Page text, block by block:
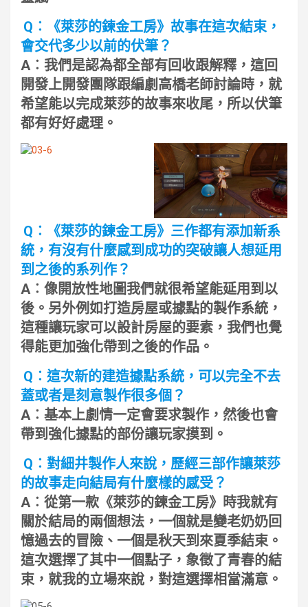
Q︰《萊莎的鍊金工房》故事在這次結束，
會交代多少以前的伏筆？
A︰我們是認為都全部有回收跟解釋，這回
開發上開發團隊跟編劇高橋老師討論時，就
希望能以完成萊莎的故事來收尾，所以伏筆
都有好好處理。
Q︰《萊莎的鍊金工房》三作都有添加新系
統，有沒有什麼感到成功的突破讓人想延用
到之後的系列作？
A︰像開放性地圖我們就很希望能延用到以
後。另外例如打造房屋或據點的製作系統，
這種讓玩家可以設計房屋的要素，我們也覺
得能更加強化帶到之後的作品。
Q︰這次新的建造據點系統，可以完全不去
蓋或者是刻意製作很多個？
A︰基本上劇情一定會要求製作，然後也會
帶到強化據點的部份讓玩家摸到。
Q︰對細井製作人來說，歷經三部作讓萊莎
的故事走向結局有什麼樣的感受？
A︰從第一款《萊莎的鍊金工房》時我就有
關於結局的兩個想法，一個就是變老奶奶回
憶過去的冒險、一個是秋天到來夏季結束。
這次選擇了其中一個點子，象徵了青春的結
束，就我的立場來說，對這選擇相當滿意。